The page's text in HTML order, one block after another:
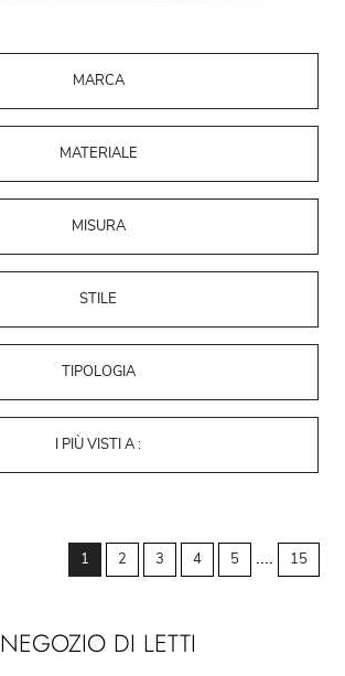
MARCA
MATERIALE
MISURA
STILE
TIPOLOGIA
I PIÙ VISTI A :
1 2 3 4 5 .... 15
NEGOZIO DI LETTI